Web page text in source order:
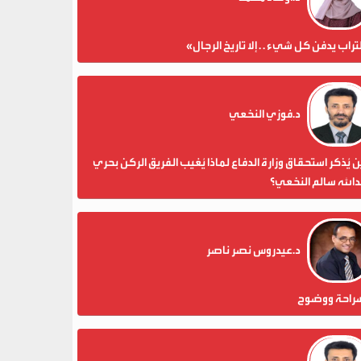
يدفن كل شيء . . إلا تاريخ الرجال»
د.فوزي النخعي
يُذكر استحقاق وزارة الدفاع لماذا يُغيب الفريق الركن بحري
سالم النخعي؟
د.عيدروس نصر ناصر
ووضوح